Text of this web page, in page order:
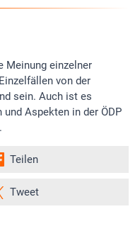
Meinung einzelner
von der
sein. Auch ist es
Aspekten in der ÖDP
Teilen
Tweet